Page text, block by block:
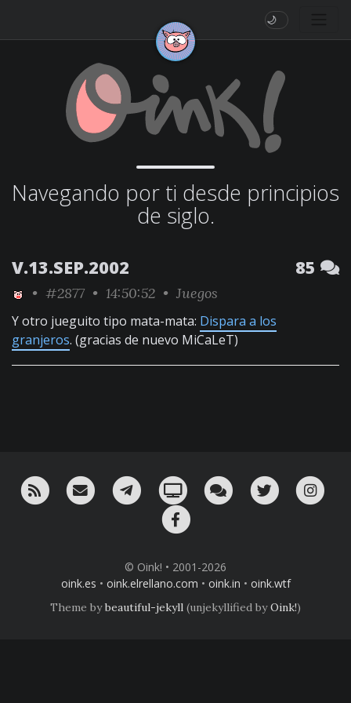
🌙
Navegando por ti desde principios
de siglo.
V.13.SEP.2002 85
• #2877 • 14:50:52 • Juegos
Y otro jueguito tipo mata-mata: Dispara a los
granjeros. (gracias de nuevo MiCaLeT)
RSS ¡Mándame un email!¡Nuestro canal en Telegram!
Oink! TV Charla con nosotros
Twitter
© Oink! • 2001-2026
oink.es • oink.elrellano.com • oink.in • oink.wtf
Theme bybeautiful-jekyll (unjekyllified byOink!)